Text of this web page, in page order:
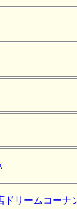
ドリームコーナ